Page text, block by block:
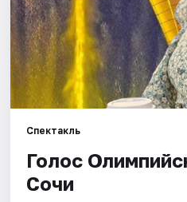
Экскурсии
Спорт
События
Города
Площадки
Спектакль
Голос
Сочи